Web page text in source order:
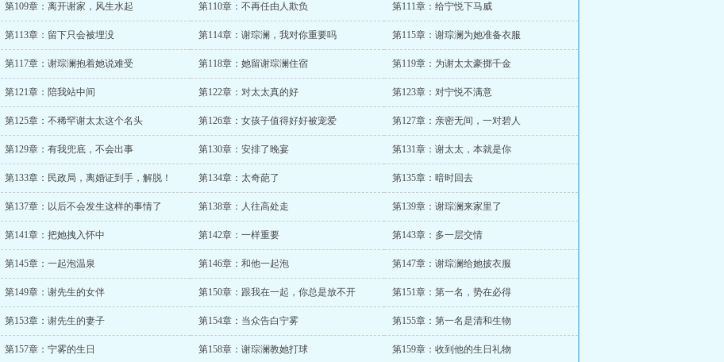
第109章：离开谢家，风生水起 第110章：不再任由人欺负 第111章：给宁悦下马威
第113章：留下只会被埋没 第114章：谢琮澜，我对你重要吗 第115章：谢琮澜为她准备衣服
第117章：谢琮澜抱着她说难受 第118章：她留谢琮澜住宿 第119章：为谢太太豪掷千金
第121章：陪我站中间 第122章：对太太真的好 第123章：对宁悦不满意
第125章：不稀罕谢太太这个名头 第126章：女孩子值得好好被宠爱 第127章：亲密无间，一对碧人
第129章：有我兜底，不会出事 第130章：安排了晚宴 第131章：谢太太，本就是你
第133章：民政局，离婚证到手，解脱！ 第134章：太奇葩了 第135章：暗时回去
第137章：以后不会发生这样的事情了 第138章：人往高处走 第139章：谢琮澜来家里了
第141章：把她拽入怀中 第142章：一样重要 第143章：多一层交情
第145章：一起泡温泉 第146章：和他一起泡 第147章：谢琮澜给她披衣服
第149章：谢先生的女伴 第150章：跟我在一起，你总是放不开 第151章：第一名，势在必得
第153章：谢先生的妻子 第154章：当众告白宁雾 第155章：第一名是清和生物
第157章：宁雾的生日 第158章：谢琮澜教她打球 第159章：收到他的生日礼物